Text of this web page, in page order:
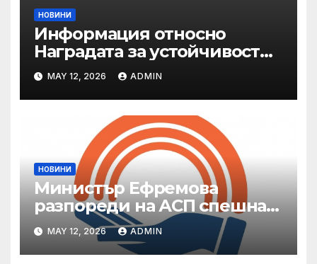
НОВИНИ
Информация относно
Наградата за устойчивост
на ОАЕ „Зайед“
MAY 12, 2026 ADMIN
НОВИНИ
Министър Ефремова
разпореди на АСП спешна
готовност за оказване на
подкрепа на пострадали от
валежи и градушки
MAY 12, 2026 ADMIN